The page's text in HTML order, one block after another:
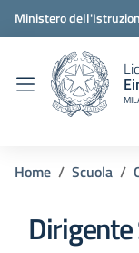
Ministero
Home Scuola